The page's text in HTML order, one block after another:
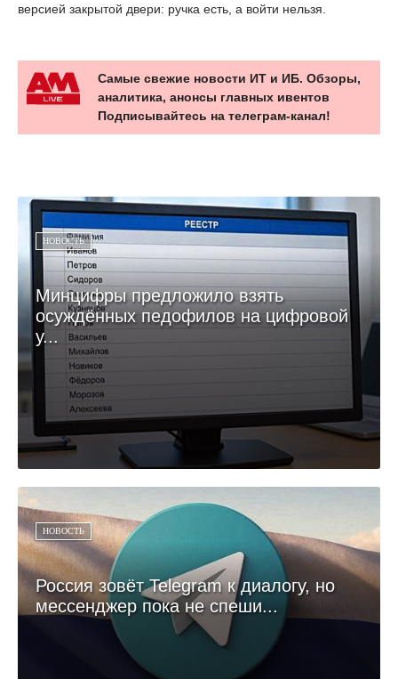
версией закрытой двери: ручка есть, а войти нельзя.
Самые свежие новости ИТ и ИБ. Обзоры,
аналитика, анонсы главных ивентов
Подписывайтесь на телеграм-канал!
НОВОСТЬ
Минцифры предложило взять
осуждённых педофилов на цифровой
у...
НОВОСТЬ
Россия зовёт Telegram к диалогу, но
мессенджер пока не спеши...